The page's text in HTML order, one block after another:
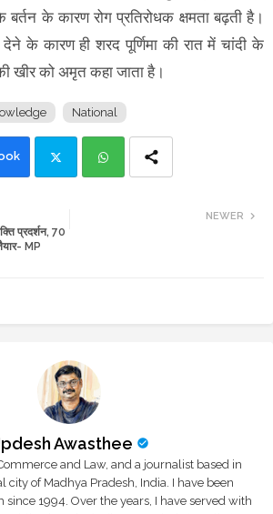
के कारण रोग प्रतिरोधक क्षमता बढ़ती है।
देने के कारण ही शरद पूर्णिमा की रात में चांदी के
खीर को अमृत कहा जाता है।
National
tte
NEWER
प्रदर्शन, 70
MP
Awasthee
and Law, and a journalist based in
city of Madhya Pradesh, India. I have been
1994. Over the years, I have served with